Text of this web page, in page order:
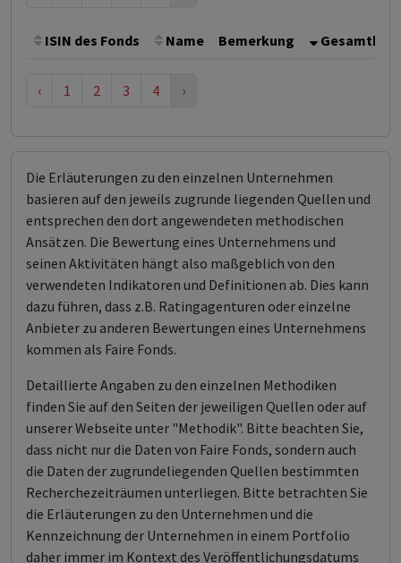
ISIN des Fonds Name Bemerkung
‹ 1 2 3 4 ›
Die Erläuterungen zu den einzelnen Unternehmen
basieren auf den jeweils zugrunde liegenden Quellen und
entsprechen den dort angewendeten methodischen
Ansätzen. Die Bewertung eines Unternehmens und
seinen Aktivitäten hängt also maßgeblich von den
verwendeten Indikatoren und Definitionen ab. Dies kann
dazu führen, dass z.B. Ratingagenturen oder einzelne
Anbieter zu anderen Bewertungen eines Unternehmens
kommen als Faire Fonds.
Detaillierte Angaben zu den einzelnen Methodiken
finden Sie auf den Seiten der jeweiligen Quellen oder auf
unserer Webseite unter "Methodik". Bitte beachten Sie,
dass nicht nur die Daten von Faire Fonds, sondern auch
die Daten der zugrundeliegenden Quellen bestimmten
Recherchezeiträumen unterliegen. Bitte betrachten Sie
die Erläuterungen zu den Unternehmen und die
Kennzeichnung der Unternehmen in einem Portfolio
daher immer im Kontext des Veröffentlichungsdatums